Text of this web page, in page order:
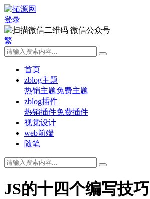
登录
微信公众号
繁
首页
zblog主题
热销主题免费主题
zblog插件
热销插件免费插件
视觉设计
web前端
随笔
JS的十四个编写技巧